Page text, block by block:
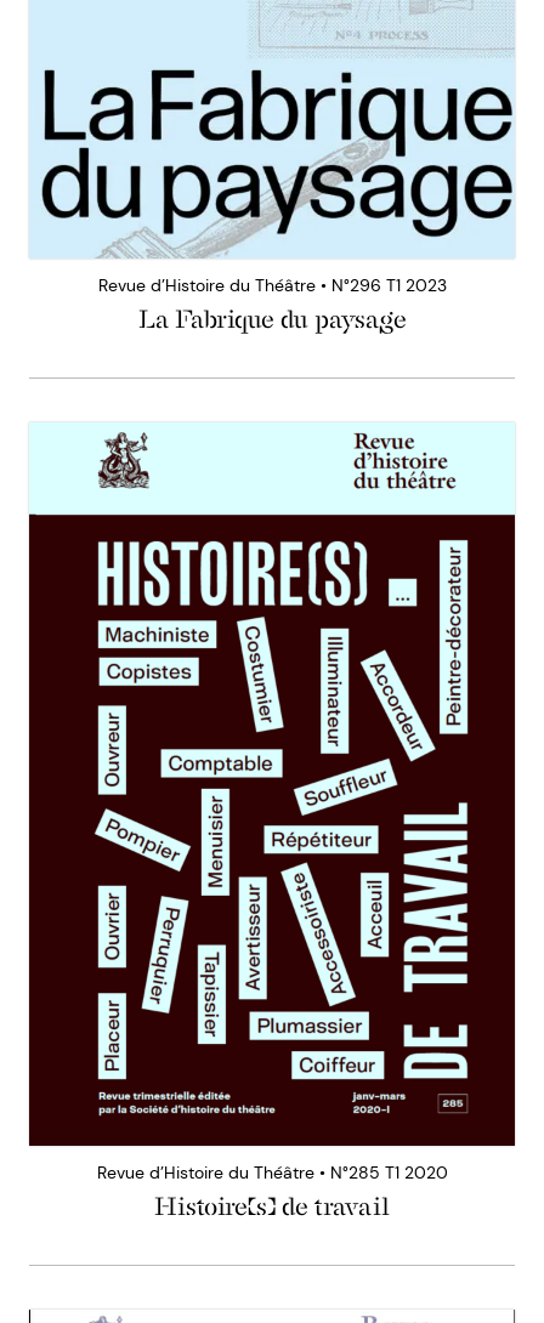
Revue d’Histoire du Théâtre • N°296 T1 2023
La Fabrique du paysage
Revue d’Histoire du Théâtre • N°285 T1 2020
Histoire(s) de travail